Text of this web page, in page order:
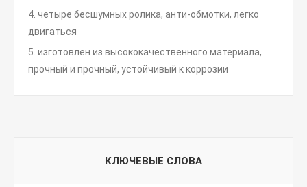
4. четыре бесшумных ролика, анти-обмотки, легко
двигаться
5. изготовлен из высококачественного материала,
прочный и прочный, устойчивый к коррозии
КЛЮЧЕВЫЕ СЛОВА